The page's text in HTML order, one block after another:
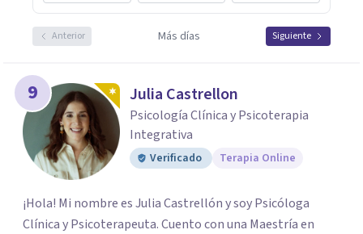
Anterior Más días Siguiente
9 Julia Castrellon
Psicología Clínica y Psicoterapia
Integrativa
Verificado Terapia Online
¡Hola! Mi nombre es Julia Castrellón y soy Psicóloga
Clínica y Psicoterapeuta. Cuento con una Maestría en